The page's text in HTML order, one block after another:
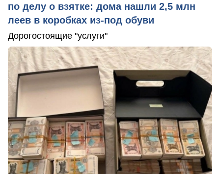
по делу о взятке: дома нашли 2,5 млн
леев в коробках из-под обуви
Дорогостоящие "услуги"